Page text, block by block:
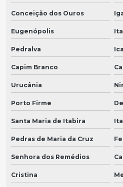
Conceição dos Ouros
Eugenópolis
Pedralva
Capim Branco
Urucânia
Porto Firme
Santa Maria de Itabira
Pedras de Maria da Cruz
Senhora dos Remédios
Cristina